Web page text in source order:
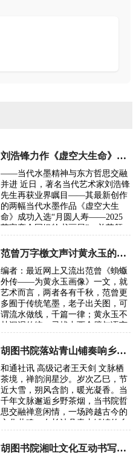
刘浩锋力作《虚空大生命》入选2025荣宝斋全国书画展
——当代水墨精神与东方哲思交融
并进 近日，著名当代艺术家刘浩锋
先生再获业界瞩目——其最新创作
的两幅当代水墨作品《虚空大生
命》成功入选“月圆人寿——2025
荣宝斋全国银龄书画展”，并获颁
交部《新中国国礼…
范曾万字檄文声讨黄永玉的“丑恶灵魂”
编者：最近网上又流出范曾《蝜蝂
外传——为黄永玉画像》一文，就
艺术而言，两者各有千秋，范曾更
多囿于传统笔墨，老子出关图，可
谓流水做线，千篇一律；黄永玉不
甘沉泥传统，寻找中西合璧与语言
与现代的代…
胡图书院落站青山铺奏响乡土文化振兴新声
和通社讯 高级记者王天剑 文脉栖
茶境，禅韵润星沙。岁次乙巳，节
近大雪，朔风含韵，暖光凝香。当
千年文脉邂逅乡野茶烟，当书院哲
思交融禅意闲情，一场跨越古今的
文化共鸣，在长沙县青山铺镇的乡
式入驻青…
胡图书院湘吐文化互动书写民族团结新章